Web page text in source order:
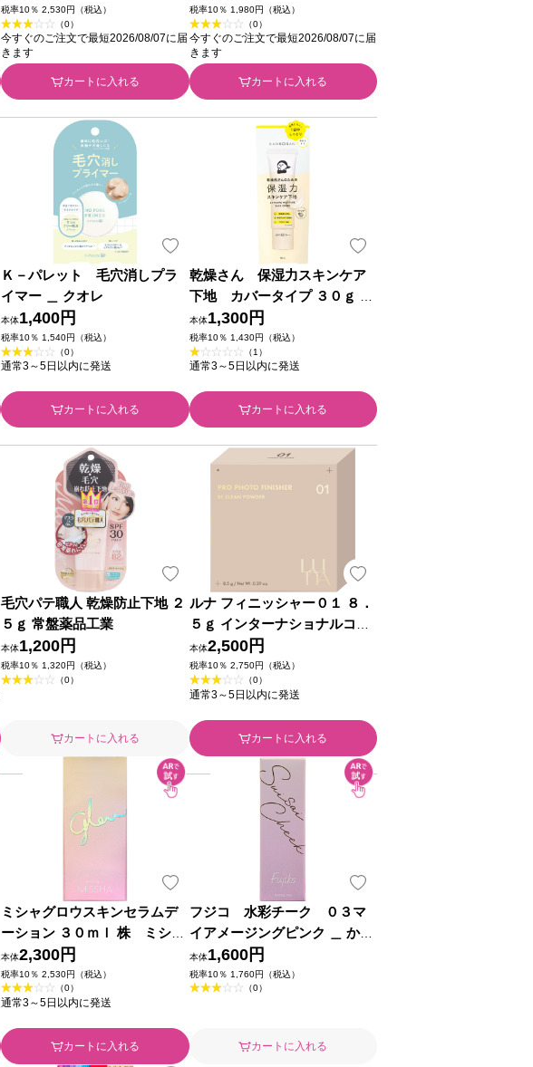
ジャパン
税率10％ 2,530円（税込）
（0）
今すぐのご注文で最短2026/08/07に届
きます
カートに入れる
麗人蔘社
税率10％ 1,980円（税込）
（0）
今すぐのご注文で最短2026/08/07に届
きます
カートに入れる
Ｋ－パレット 毛穴消しプラ
イマー ＿ クオレ
本体1,400円
税率10％ 1,540円（税込）
（0）
通常3～5日以内に発送
カートに入れる
乾燥さん 保湿力スキンケア
下地 カバータイプ ３０ｇ Ｂ
ＣＬ
本体1,300円
税率10％ 1,430円（税込）
（1）
通常3～5日以内に発送
カートに入れる
毛穴パテ職人 乾燥防止下地 ２
５ｇ 常盤薬品工業
本体1,200円
税率10％ 1,320円（税込）
（0）
カートに入れる
ルナ フィニッシャー０１ ８．
５ｇ インターナショナルコス
メティックス
本体2,500円
税率10％ 2,750円（税込）
（0）
通常3～5日以内に発送
カートに入れる
ミシャグロウスキンセラムデ
ーション ３０ｍｌ 株 ミシャ
ジャパン
本体2,300円
税率10％ 2,530円（税込）
（0）
通常3～5日以内に発送
カートに入れる
フジコ 水彩チーク ０３マ
イアメージングピンク ＿ かな
らぼ
本体1,600円
税率10％ 1,760円（税込）
（0）
カートに入れる